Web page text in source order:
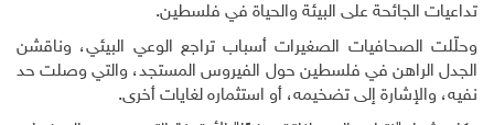
تداعيات الجائحة على البيئة والحياة في فلسطين.
وحلّلت الصحافيات الصغيرات أسباب تراجع الوعي البيئي، وناقشن
الجدل الراهن في فلسطين حول الفيروس المستجد، والتي وصلت حد
نفيه، والإشارة إلى تضخيمه، أو استثماره لغايات أخرى.